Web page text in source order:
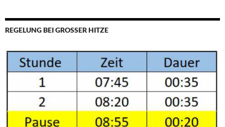
REGELUNG BEI GROSSER HITZE